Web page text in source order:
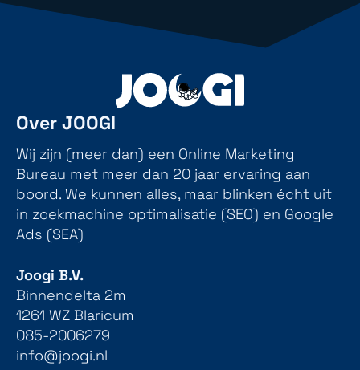
Over JOOGI
Wij zijn (meer dan) een Online Marketing
Bureau met meer dan 20 jaar ervaring aan
boord. We kunnen alles, maar blinken écht uit
in zoekmachine optimalisatie (SEO) en Google
Ads (SEA)
Joogi B.V.
Binnendelta 2m
1261 WZ Blaricum
085-2006279
info@joogi.nl